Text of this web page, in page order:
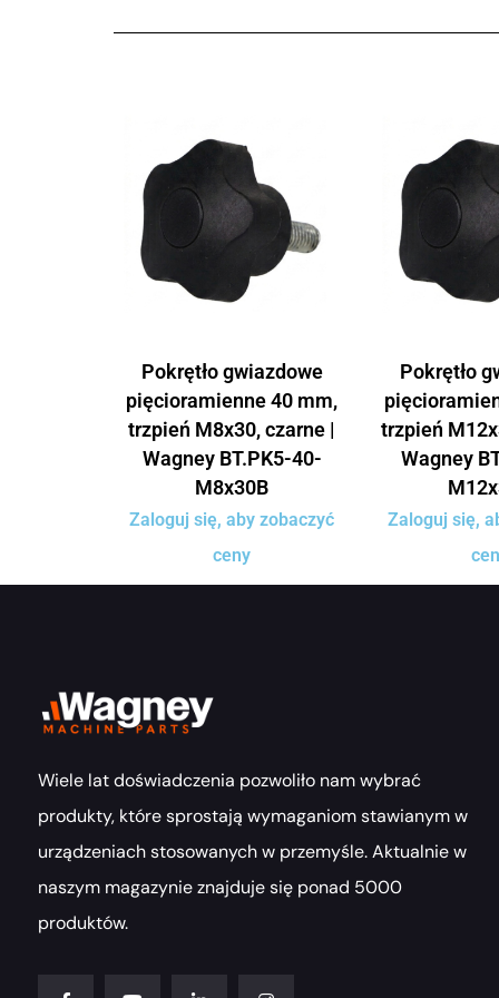
Pokrętło gwiazdowe
pięcioramienne 40 mm,
trzpień M8x30, czarne |
Wagney BT.PK5-40-
M8x30B
Zaloguj się, aby zobaczyć
ceny
Pokrętło
trzpień
Wagney
Zaloguj się,
Wiele lat doświadczenia pozwoliło nam wybrać
produkty, które sprostają wymaganiom stawianym w
urządzeniach stosowanych w przemyśle. Aktualnie w
naszym magazynie znajduje się ponad 5000
produktów.